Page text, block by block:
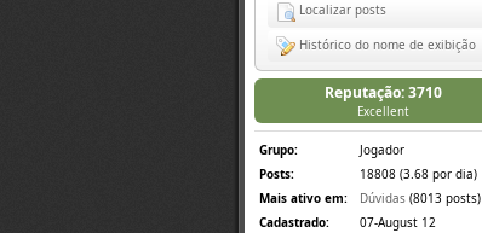
Localizar posts
Histórico do nome de exibição
Reputação: 3710
Excellent
Grupo:
Jogador
Posts:
18808 (3.68 por dia)
Mais ativo em:
Dúvidas(8013 posts)
Cadastrado:
07-August 12